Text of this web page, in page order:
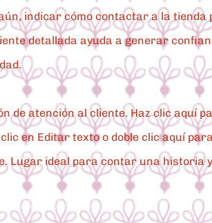
indicar cómo contactar a la
detallada ayuda a generar
de atención al cliente. Haz clic aquí
en Editar texto o doble clic aquí
Lugar ideal para contar una historia